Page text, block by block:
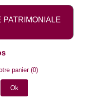
PATRIMONIALE
panier(0)